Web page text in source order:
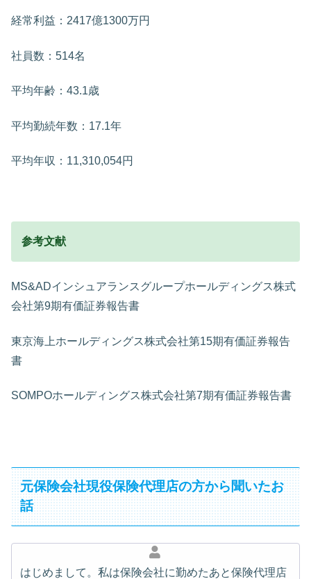
経常利益：2417億1300万円
社員数：514名
平均年齢：43.1歳
平均勤続年数：17.1年
平均年収：11,310,054円
参考文献
MS&ADインシュアランスグループホールディングス株式
会社第9期有価証券報告書
東京海上ホールディングス株式会社第15期有価証券報告
書
SOMPOホールディングス株式会社第7期有価証券報告書
元保険会社現役保険代理店の方から聞いたお
話
はじめまして。私は保険会社に勤めたあと保険代理店